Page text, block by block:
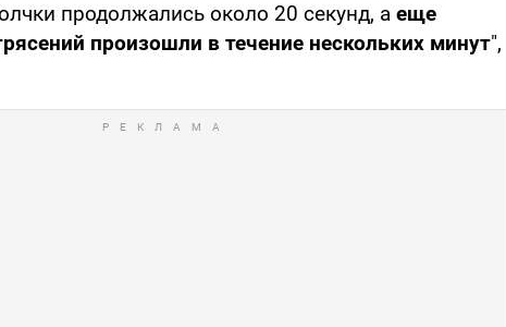
продолжались около 20 секунд, а еще
произошли в течение нескольких минут",